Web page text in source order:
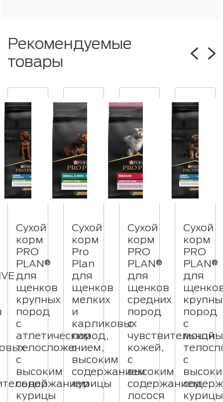
Рекомендуемые
товары
Сухой
корм
PRO
PLAN®
для
щенков
крупных
пород
с
атлетическим
телосложением,
с
высоким
содержанием
курицы
Сухой
корм
Pro
Plan
для
щенков
мелких
и
карликовых
пород,
с
высоким
содержанием
курицы
Сухой
корм
PRO
PLAN®
для
щенков
средних
пород
с
чувствительной
кожей,
с
высоким
содержанием
лосося
Сухой
корм
PRO
PLAN®
для
пород
с
с
курицы